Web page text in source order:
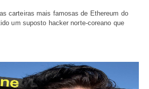
carteiras mais famosas de Ethereum do
um suposto hacker norte-coreano que